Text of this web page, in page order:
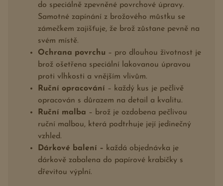
do speciálně zpevněné povrchové úpravy.
Samotné zapínání z brožového můstku se
zámečkem zajišťuje, že brož zůstane pevně na
svém místě.
Ochrana povrchu – pro dlouhou životnost je
brož ošetřena speciální lakovanou úpravou
proti vlhkosti a vnějším vlivům.
Ruční opracování – každý kus je pečlivě
opracován s důrazem na detail a kvalitu.
Ruční malba – brož je ozdobena pečlivou
ruční malbou, která podtrhuje její jedinečný
vzhled.
Dárkové balení – každá objednávka je
dárkově zabalena do papírové krabičky s
dřevitou výplní.